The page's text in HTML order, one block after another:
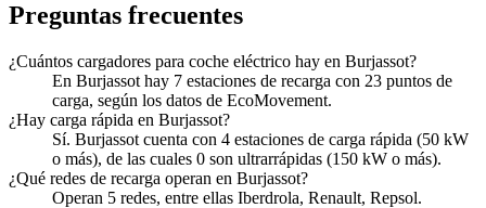
Preguntas frecuentes
¿Cuántos cargadores para coche eléctrico hay en Burjassot?
En Burjassot hay 7 estaciones de recarga con 23 puntos de
carga, según los datos de EcoMovement.
¿Hay carga rápida en Burjassot?
Sí. Burjassot cuenta con 4 estaciones de carga rápida (50 kW
o más), de las cuales 0 son ultrarrápidas (150 kW o más).
¿Qué redes de recarga operan en Burjassot?
Operan 5 redes, entre ellas Iberdrola, Renault, Repsol.